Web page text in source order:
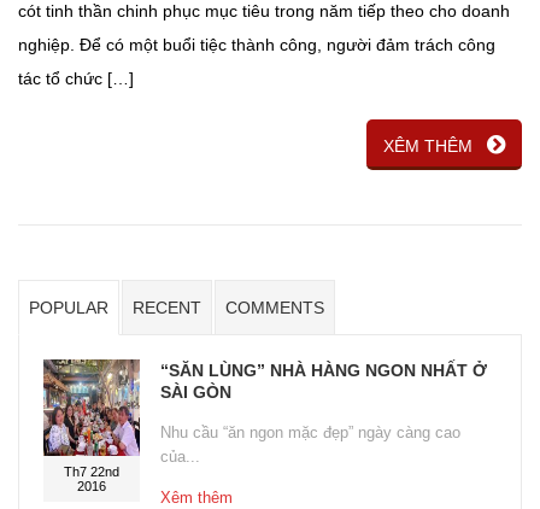
cót tinh thần chinh phục mục tiêu trong năm tiếp theo cho doanh
nghiệp. Để có một buổi tiệc thành công, người đảm trách công
tác tổ chức […]
XÊM THÊM
POPULAR RECENT COMMENTS
Th7 22nd
2016
“SĂN LÙNG” NHÀ HÀNG NGON NHẤT Ở
SÀI GÒN
Nhu cầu “ăn ngon mặc đẹp” ngày càng cao
của...
Xêm thêm